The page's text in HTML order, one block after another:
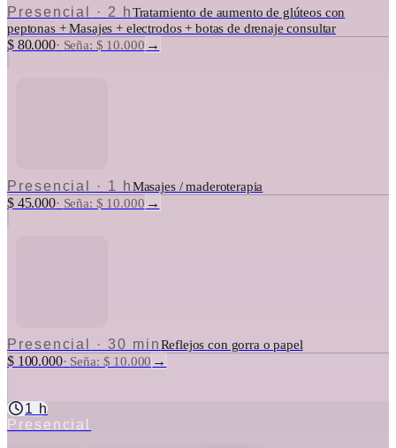
Presencial · 2 hTratamiento de aumento de glúteos con
peptonas + Masajes + electrodos + botas de drenaje consultar
$ 80.000· Seña: $ 10.000 →
Presencial · 1 hMasajes / maderoterapia
$ 45.000· Seña: $ 10.000 →
Presencial · 30 minReflejos con gorra o papel
$ 100.000· Seña: $ 10.000 →
1 h
Presencial